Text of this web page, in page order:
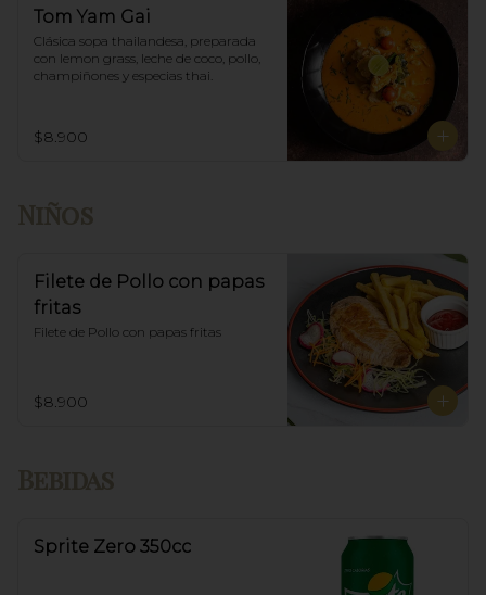
Tom Yam Gai
Clásica sopa thailandesa, preparada
con lemon grass, leche de coco, pollo,
champiñones y especias thai.
$8.900
Filete de Pollo con papas
fritas
Filete de Pollo con papas fritas
$8.900
Sprite Zero 350cc